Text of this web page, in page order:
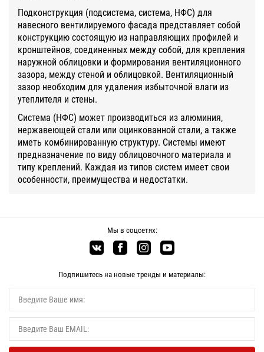
Подконструкция (подсистема, система, НФС) для
навесного вентилируемого фасада представляет собой
конструкцию состоящую из направляющих профилей и
кронштейнов, соединенных между собой, для крепления
наружной облицовки и формирования вентиляционного
зазора, между стеной и облицовкой. Вентиляционный
зазор необходим для удаления избыточной влаги из
утеплителя и стены.
Система (НФС) может производиться из алюминия,
нержавеющей стали или оцинкованной стали, а также
иметь комбинированную структуру. Системы имеют
предназначение по виду облицовочного материала и
типу креплений. Каждая из типов систем имеет свои
особенности, преимущества и недостатки.
Мы в соцсетях:
Подпишитесь на новые тренды и материалы: